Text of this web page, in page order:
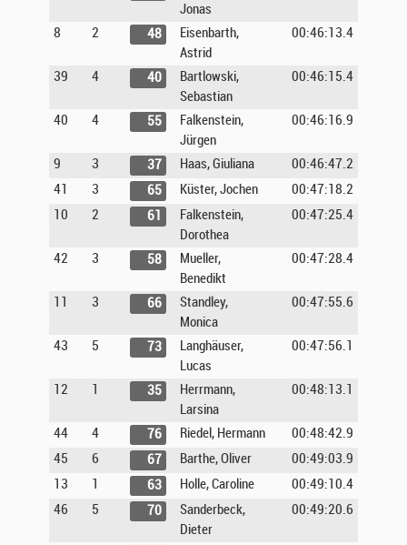
Jonas
8 2 48
Eisenbarth,
Astrid
00:46:13.4
39 4 40
Bartlowski,
Sebastian
00:46:15.4
40 4 55
Falkenstein,
Jürgen
00:46:16.9
9 3 37 Haas, Giuliana
00:46:47.2
41
3 65 Küster, Jochen
00:47:18.2
10
2 61
Falkenstein,
Dorothea
00:47:25.4
42 3 58
Mueller,
Benedikt
00:47:28.4
11 3 66
Standley,
Monica
00:47:55.6
43 5 73
Langhäuser,
Lucas
00:47:56.1
12 1 35
Herrmann,
Larsina
00:48:13.1
44 4 76 Riedel, Hermann
00:48:42.9
45
6 67 Barthe, Oliver
00:49:03.9
13
1 63 Holle, Caroline
00:49:10.4
46
5 70
Sanderbeck,
Dieter
00:49:20.6